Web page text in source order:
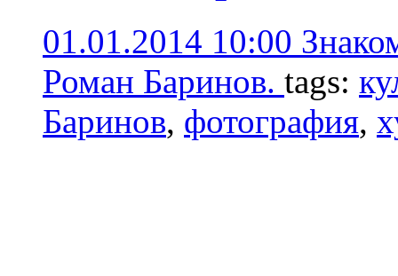
01.01.2014 10:00
Роман Баринов. tags:
Баринов, фотография,